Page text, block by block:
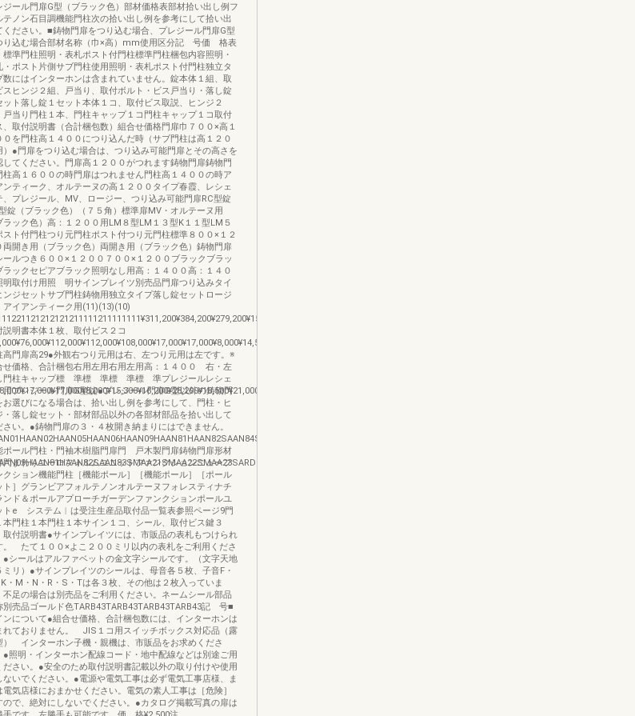
ジール門扉G型（ブラック色）部材価格表部材拾い出し例フ
テノン石目調機能門柱次の拾い出し例を参考にして拾い出
ください。■鋳物門扉をつり込む場合、プレジール門扉G型
り込む場合部材名称（巾×高）mm使用区分記 号価 格表
標準門柱照明・表札ポスト付門柱標準門柱梱包内容照明・
・ポスト片側サブ門柱使用照明・表札ポスト付門柱独立タ
数にはインターホンは含まれていません。錠本体１組、取
スヒンジ２組、戸当り、取付ボルト・ビス戸当り・落し錠
ット落し錠１セット本体１コ、取付ビス取説、ヒンジ２
戸当り門柱１本、門柱キャップ１コ門柱キャップ１コ取付
、取付説明書（合計梱包数）組合せ価格門扉巾７００×高１
０を門柱高１４００につり込んだ時（サブ門柱は高１２０
）●門扉をつり込む場合は、つり込み可能門扉とその高さを
してください。門扉高１２００がつれます鋳物門扉鋳物門
柱高１６００の時門扉はつれません門柱高１４００の時ア
ンティーク、オルテーヌの高１２００タイプ春霞、レシェ
、プレジール、MV、ロージー、つり込み可能門扉RC型錠
錠（ブラック色）（７５角）標準扉MV・オルテーヌ用
ラック色）高：１２００用LM８型LM１３型K１１型LM５
スト付門柱つり元門柱ポスト付つり元門柱標準８００×１２
両開き用（ブラック色）両開き用（ブラック色）鋳物門扉
ールつき６００×１２００７００×１２００ブラックブラッ
ラックセピアブラック照明なし用高：１４００高：１４０
明取付け用照 明サインプレイツ別売品門扉つり込みタイ
ンジセットサブ門柱鋳物用独立タイプ落し錠セットロージ
アイアンティーク用(11)(13)(10)
説明書本体１枚、取付ビス２コ
高門扉高29●外観右つり元用は右、左つり元用は左です。※
せ価格、合計梱包右用左用右用左用高：１４００ 右・左
門柱キャップ標 準標 準標 準標 準プレジールレシェ
用プレジール門扉G型錠●プレジール門扉G型以外の鋳物門
お選びになる場合は、拾い出し例を参考にして、門柱・ヒ
・落し錠セット・部材部品以外の各部材部品を拾い出して
さい。●鋳物門扉の３・４枚開き納まりにはできません。
ポール門柱・門袖木樹脂門扉門 戸木製門扉鋳物門扉形材
門まわりユーロフォルムユニットファンクションニューフ
クション機能門柱［機能ポール］［機能ポール］［ポール
ト］グランビアフォルテノンオルテーヌフォレスティナチ
ンド＆ポールアプローチガーデンファンクションポールユ
トe システム︱は受注生産品取付品一覧表参照ページ9門
本門柱１本門柱１本サイン１コ、シール、取付ビス鍵３
取付説明書●サインプレイツには、市販品の表札もつけられ
。 たて１００×よこ２００ミリ以内の表札をご利用くださ
●シールはアルファベットの金文字シールです。（文字天地
ミリ）●サインプレイツのシールは、母音各５枚、子音F・
・M・N・R・S・Tは各３枚、その他は２枚入っていま
不足の場合は別売品をご利用ください。ネームシール部品
別売品ゴールド色TARB43TARB43TARB43TARB43記 号■
ンについて●組合せ価格、合計梱包数には、インターホンは
れておりません。 JIS１コ用スイッチボックス対応品（露
） インターホン子機・親機は、市販品をお求めくださ
●照明・インターホン配線コード・地中配線などは別途ご用
ださい。●安全のため取付説明書記載以外の取り付けや使用
ないでください。●電源や電気工事は必ず電気工事店様、ま
電気店様におまかせください。電気の素人工事は［危険］
ので、絶対にしないでください。●カタログ掲載写真の扉は